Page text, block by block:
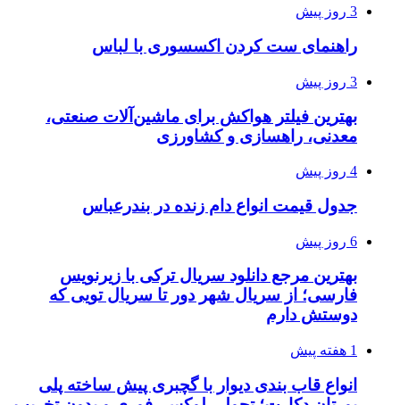
3 روز پیش
راهنمای ست کردن اکسسوری با لباس
3 روز پیش
بهترین فیلتر هواکش برای ماشین‌آلات صنعتی،
معدنی، راهسازی و کشاورزی
4 روز پیش
جدول قیمت انواع دام زنده در بندرعباس
6 روز پیش
بهترین مرجع دانلود سریال ترکی با زیرنویس
فارسی؛ از سریال شهر دور تا سریال تویی که
دوستش دارم
1 هفته پیش
انواع قاب بندی دیوار با گچبری پیش ساخته پلی